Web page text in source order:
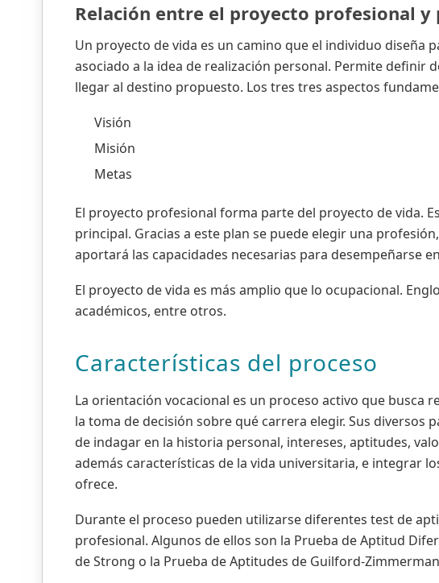
Relación entre el proyecto profesional y
Un proyecto de vida es un camino que el individuo diseña
asociado a la idea de realización personal. Permite definir
llegar al destino propuesto. Los tres tres aspectos
Visión
Misión
Metas
El proyecto profesional forma parte del proyecto de vida.
principal. Gracias a este plan se puede elegir una
aportará las capacidades necesarias para desempeñarse
El proyecto de vida es más amplio que lo ocupacional.
académicos, entre otros.
Características del proceso
La orientación vocacional es un proceso activo que busca
la toma de decisión sobre qué carrera elegir. Sus
de indagar en la historia personal, intereses, aptitudes,
además características de la vida universitaria, e integrar
ofrece.
Durante el proceso pueden utilizarse diferentes test de
profesional. Algunos de ellos son la Prueba de Aptitud
de Strong o la Prueba de Aptitudes de Guilford-